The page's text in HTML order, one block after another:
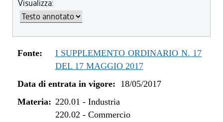
Visualizza:
Fonte:
I SUPPLEMENTO ORDINARIO N. 17
DEL 17 MAGGIO 2017
Data di entrata in vigore: 18/05/2017
Materia: 220.01 - Industria
220.02 - Commercio